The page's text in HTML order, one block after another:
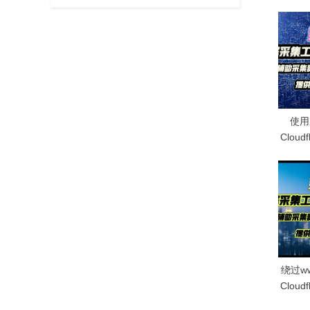
航
u
s
P
o
s
:
使
绕过